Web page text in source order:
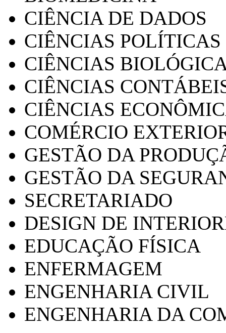
CIÊNCIA DE DADOS
CIÊNCIAS POLÍTICAS
CIÊNCIAS
CIÊNCIAS
CIÊNCIAS
COMÉRCIO
GESTÃO DA
GESTÃO DA
SECRETARIADO
DESIGN DE
EDUCAÇÃO FÍSICA
ENFERMAGEM
ENGENHARIA CIVIL
ENGENHARIA DA